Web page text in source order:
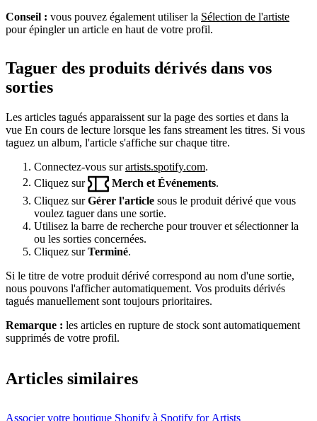
Conseil : vous pouvez également utiliser la Sélection de l'artiste
pour épingler un article en haut de votre profil.
Taguer des produits dérivés dans vos
sorties
Les articles tagués apparaissent sur la page des sorties et dans la
vue En cours de lecture lorsque les fans streament les titres. Si vous
taguez un album, l'article s'affiche sur chaque titre.
Connectez-vous surartists.spotify.com.
Cliquez sur
Merch et Événements
Cliquez surGérer l'article sous le produit dérivé que vous
voulez taguer dans une sortie.
Utilisez la barre de recherche pour trouver et sélectionner la
ou les sorties concernées.
Cliquez surTerminé.
Si le titre de votre produit dérivé correspond au nom d'une sortie,
nous pouvons l'afficher automatiquement. Vos produits dérivés
tagués manuellement sont toujours prioritaires.
Remarque : les articles en rupture de stock sont automatiquement
supprimés de votre profil.
Articles similaires
Associer votre boutique Shopify à Spotify for Artists